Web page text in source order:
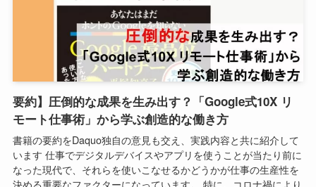
要約】圧倒的な成果を生み出す？「Google式10X リ
モート仕事術」から学ぶ創造的な働き方
書籍の要約をDaquo独自の意見も交え、実践内容と共に紹介して
います 仕事でデジタルデバイスやアプリを使うことが当たり前に
なった現代で、それらを使いこなせるかどうかが仕事の生産性を